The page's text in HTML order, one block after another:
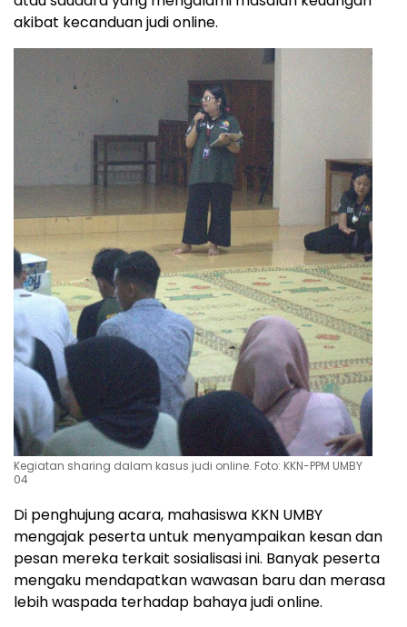
akibat kecanduan judi online.
Kegiatan sharing dalam kasus judi online. Foto: KKN-PPM UMBY
04
Di penghujung acara, mahasiswa KKN UMBY
mengajak peserta untuk menyampaikan kesan dan
pesan mereka terkait sosialisasi ini. Banyak peserta
mengaku mendapatkan wawasan baru dan merasa
lebih waspada terhadap bahaya judi online.